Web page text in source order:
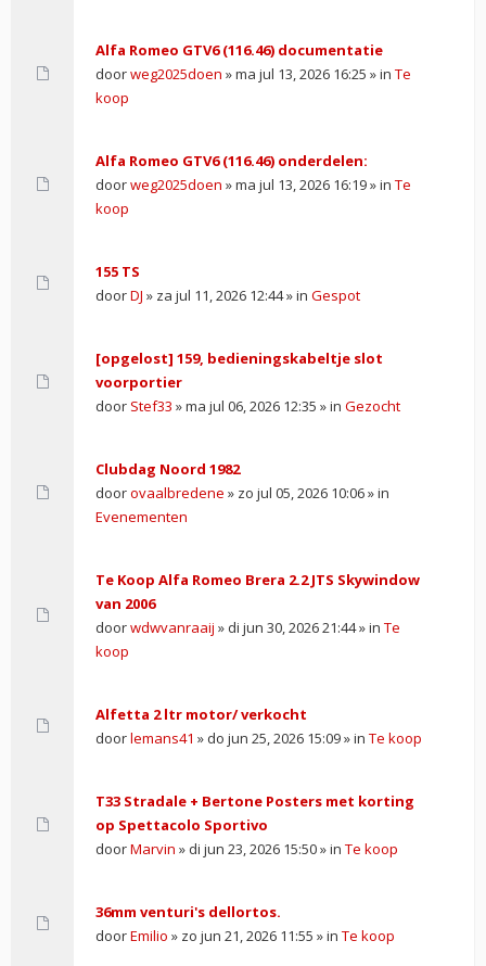
Alfa Romeo GTV6 (116.46) documentatie
doorweg2025doen » ma jul 13, 2026 16:25 » in Te
koop
Alfa Romeo GTV6 (116.46) onderdelen:
doorweg2025doen » ma jul 13, 2026 16:19 » in Te
koop
155 TS
doorDJ » za jul 11, 2026 12:44 » in Gespot
[opgelost] 159, bedieningskabeltje slot
voorportier
door Stef33 » ma jul 06, 2026 12:35 » in Gezocht
Clubdag Noord 1982
doorovaalbredene » zo jul 05, 2026 10:06 » in
Evenementen
Te Koop Alfa Romeo Brera 2.2 JTS Skywindow
van 2006
doorwdwvanraaij » di jun 30, 2026 21:44 » in Te
koop
Alfetta 2 ltr motor/ verkocht
doorlemans41 » do jun 25, 2026 15:09 » in Te koop
T33 Stradale + Bertone Posters met korting
op Spettacolo Sportivo
doorMarvin » di jun 23, 2026 15:50 » in Te koop
36mm venturi's dellortos.
doorEmilio » zo jun 21, 2026 11:55 » in Te koop